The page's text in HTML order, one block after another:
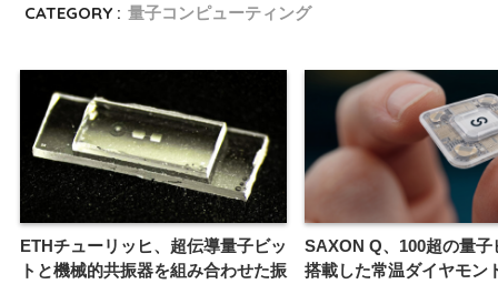
CATEGORY : 量子コンピューティング
ETHチューリッヒ、超伝導量子ビッ
トと機械的共振器を組み合わせた振
SAXON Q、100超の量子
搭載した常温ダイヤモン